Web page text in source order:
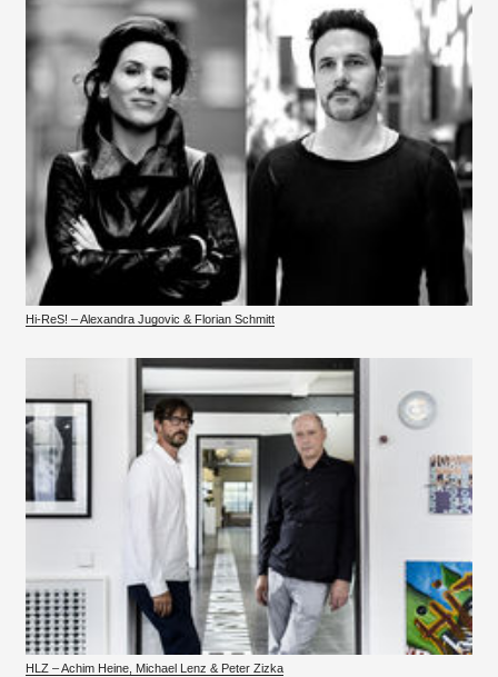
Hi-ReS! – Alexandra Jugovic & Florian Schmitt
HLZ – Achim Heine, Michael Lenz & Peter Zizka